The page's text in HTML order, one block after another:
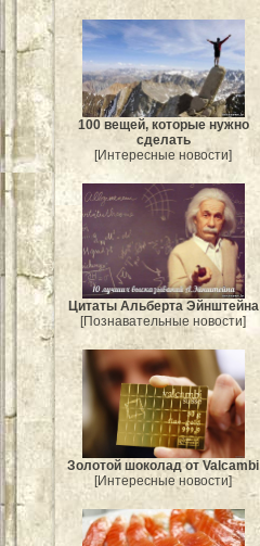
100 вещей, которые нужно
сделать
[Интересные новости]
Цитаты Альберта Эйнштейна
[Познавательные новости]
Золотой шоколад от Valcambi
[Интересные новости]